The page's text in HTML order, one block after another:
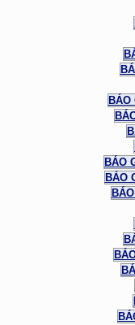
BÁO
BÁO
BÁO